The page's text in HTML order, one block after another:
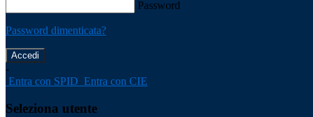
Password
Password dimenticata?
-
Entra con SPID Entra con CIE
Seleziona utente